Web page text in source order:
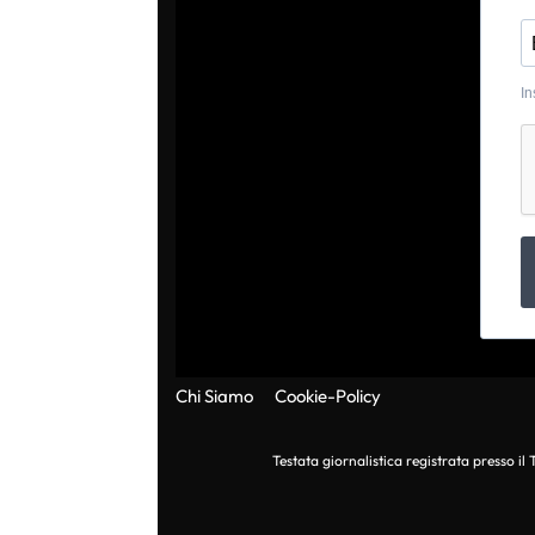
Chi Siamo Cookie-Policy
Testata giornalistica registrata presso il